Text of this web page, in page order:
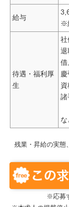
給与
※
待遇・福利厚
生
社
退
借
諸
な
残業・昇給の実態
※応募